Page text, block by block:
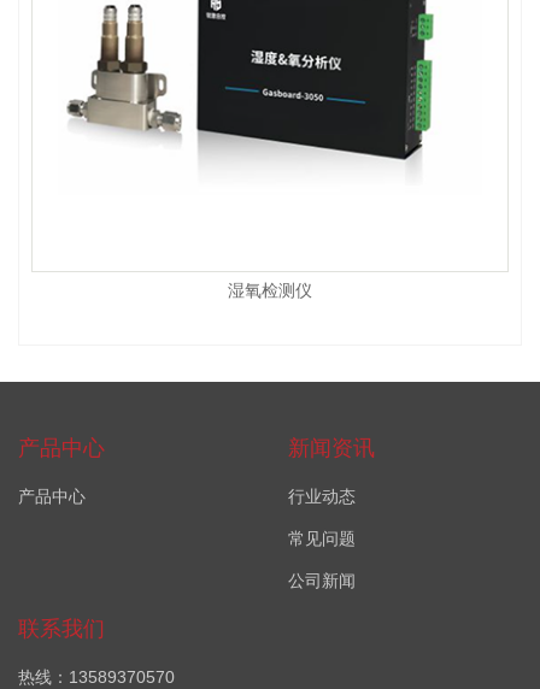
湿氧检测仪
产品中心
产品中心
新闻资讯
行业动态
常见问题
公司新闻
联系我们
热线：13589370570